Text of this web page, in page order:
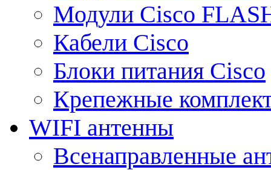
Модули Cisco
Кабели Cisco
Блоки питания Cisco
Крепежные
WIFI антенны
Всенаправленные